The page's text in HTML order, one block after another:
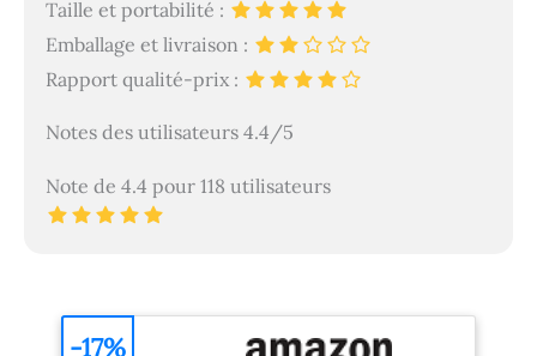
Taille et portabilité :
Emballage et livraison :
Rapport qualité-prix :
Notes des utilisateurs 4.4/5
Note de 4.4 pour 118 utilisateurs
-17%